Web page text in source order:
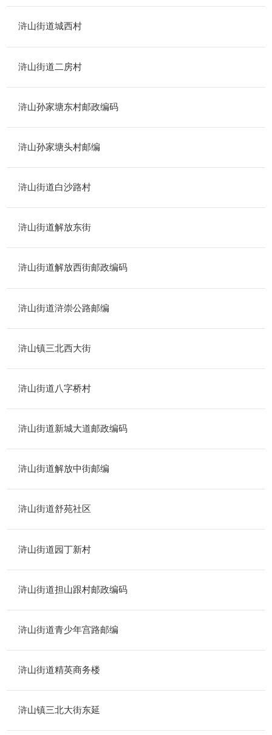
浒山街道城西村
浒山街道二房村
浒山孙家塘东村邮政编码
浒山孙家塘头村邮编
浒山街道白沙路村
浒山街道解放东街
浒山街道解放西街邮政编码
浒山街道浒崇公路邮编
浒山镇三北西大街
浒山街道八字桥村
浒山街道新城大道邮政编码
浒山街道解放中街邮编
浒山街道舒苑社区
浒山街道园丁新村
浒山街道担山跟村邮政编码
浒山街道青少年宫路邮编
浒山街道精英商务楼
浒山镇三北大街东延